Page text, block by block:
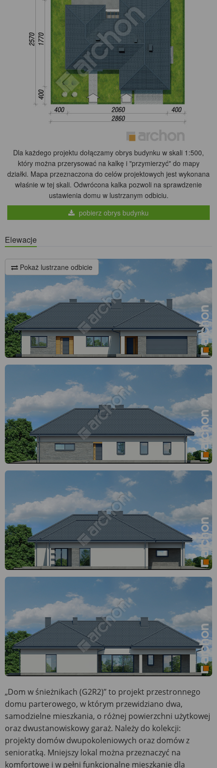
Dla każdego projektu dołączamy obrys budynku w skali 1:500,
który można przerysować na kalkę i "przymierzyć" do mapy
działki. Mapa przeznaczona do celów projektowych jest wykonana
właśnie w tej skali. Odwrócona kalka pozwoli na sprawdzenie
ustawienia domu w lustrzanym odbiciu.
pobierz obrys budynku
Elewacje
Pokaż lustrzane odbicie
„Dom w śnieżnikach (G2R2)” to projekt przestronnego
domu parterowego, w którym przewidziano dwa,
samodzielne mieszkania, o różnej powierzchni użytkowej
oraz dwustanowiskowy garaż. Należy do kolekcji:
projekty domów dwupokoleniowych oraz domów z
senioratką. Mniejszy lokal można przeznaczyć na
komfortowe i w pełni funkcjonalne mieszkanie dla